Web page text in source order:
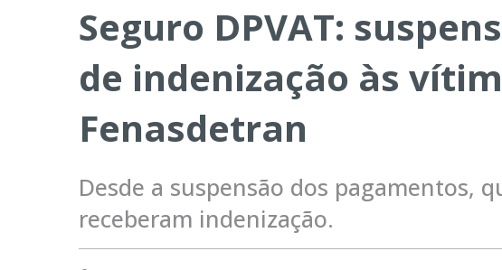
Seguro DPVAT:
de indenização às
Fenasdetran
Desde a suspensão dos pagamentos,
receberam indenização.